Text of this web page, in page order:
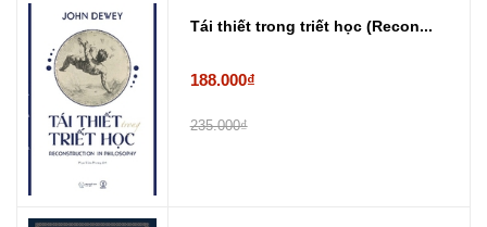
Tái thiết trong triết học (Recon...
188.000₫
235.000₫